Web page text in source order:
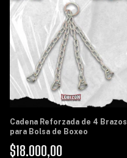
Cadena Reforzada de 4 Brazos
para Bolsa de Boxeo
$18.000,00